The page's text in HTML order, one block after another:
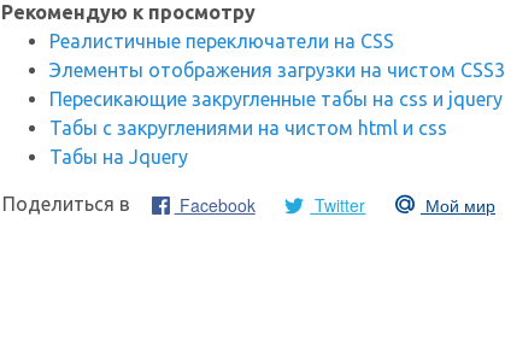
Рекомендую к просмотру
Реалистичные переключатели на CSS
Элементы отображения загрузки на чистом CSS3
Пересикающие закругленные табы на css и jquery
Табы с закруглениями на чистом html и css
Табы на Jquery
Поделиться в Facebook Twitter Мой мир